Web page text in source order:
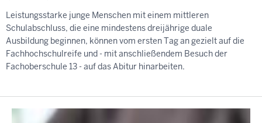
Leistungsstarke junge Menschen mit einem mittleren
Schulabschluss, die eine mindestens dreijährige duale
Ausbildung beginnen, können vom ersten Tag an gezielt auf die
Fachhochschulreife und - mit anschließendem Besuch der
Fachoberschule 13 - auf das Abitur hinarbeiten.